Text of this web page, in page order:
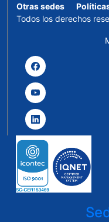
Otras sedes
Todos los derechos